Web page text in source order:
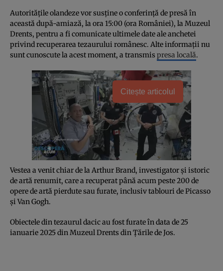
Autoritățile olandeze vor susține o conferință de presă în
această după-amiază, la ora 15:00 (ora României), la Muzeul
Drents, pentru a fi comunicate ultimele date ale anchetei
privind recuperarea tezaurului românesc. Alte informații nu
sunt cunoscute la acest moment, a transmispresa locală.
Citește articolul
Vestea a venit chiar de la Arthur Brand, investigator și istoric
de artă renumit, care a recuperat până acum peste 200 de
opere de artă pierdute sau furate, inclusiv tablouri de Picasso
și Van Gogh.
Obiectele din tezaurul dacic au fost furate în data de 25
ianuarie 2025 din Muzeul Drents din Țările de Jos.